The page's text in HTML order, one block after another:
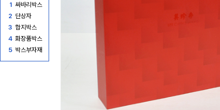
1 싸바리박스
2 단상자
3 합지박스
4 화장품박스
5 박스부자재